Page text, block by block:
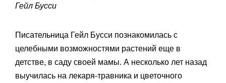
Гейл Бусси
Писательница Гейл Бусси познакомилась с
целебными возможностями растений еще в
детстве, в саду своей мамы. А несколько лет назад
выучилась на лекаря-травника и цветочного